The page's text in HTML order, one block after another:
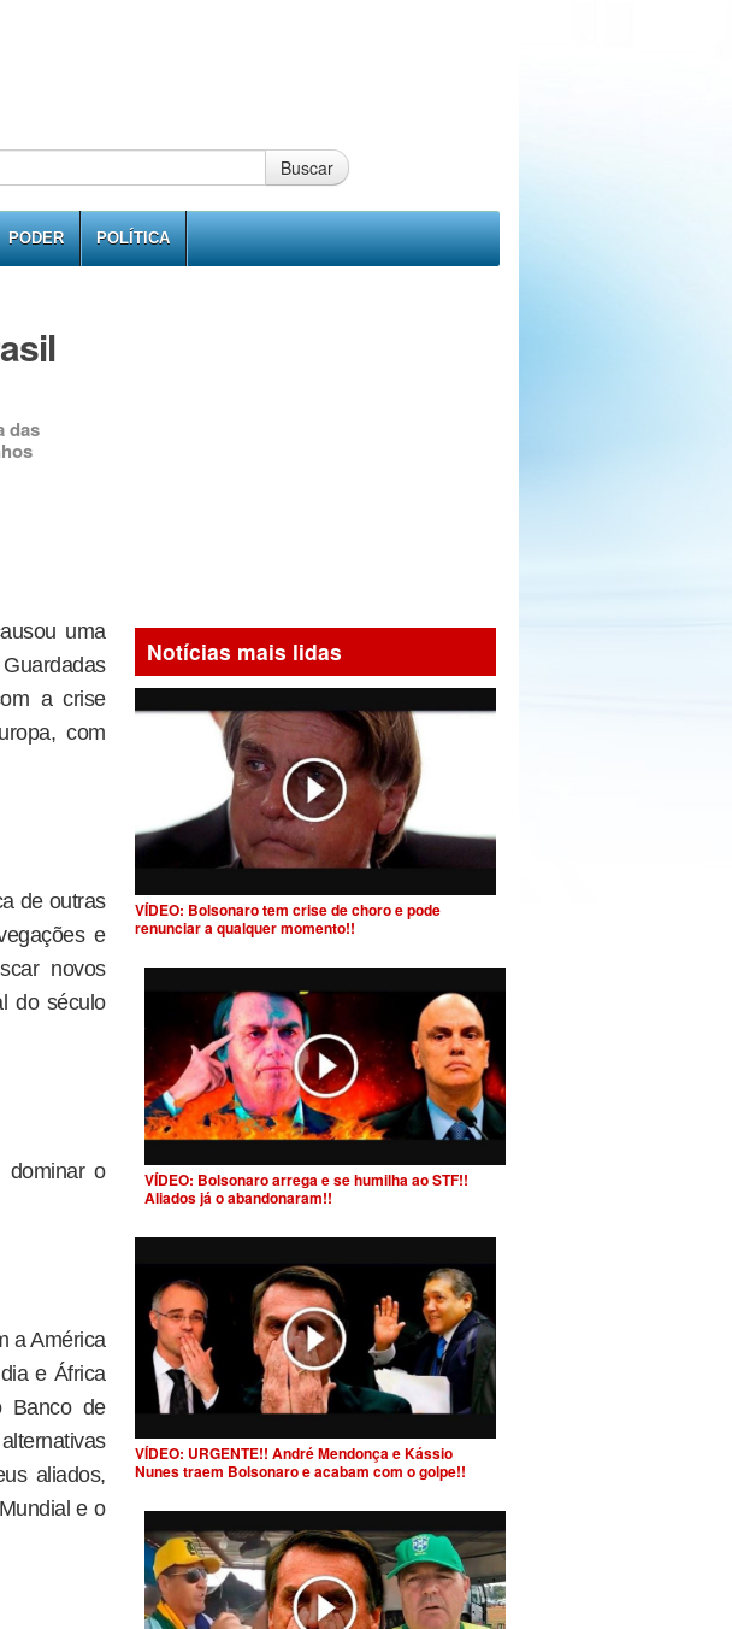
Buscar
PODER POLÍTICA
das
uma
a crise
com
de outras
e
novos
do século
dominar o
a América
e África
Banco de
aliados,
e o
Notícias mais lidas
VÍDEO: Bolsonaro tem crise de choro e pode
renunciar a qualquer momento!!
VÍDEO: Bolsonaro arrega e se humilha ao STF!!
Aliados já o abandonaram!!
VÍDEO: URGENTE!! André Mendonça e Kássio
Nunes traem Bolsonaro e acabam com o golpe!!